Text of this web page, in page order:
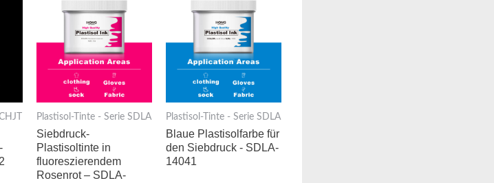
Plastisol-Tinte - Serie SDLA
Siebdruck-
Plastisoltinte in
fluoreszierendem
Rosenrot – SDLA-
Plastisol-Tinte - Serie SDLA
Blaue Plastisolfarbe für
den Siebdruck - SDLA-
14041